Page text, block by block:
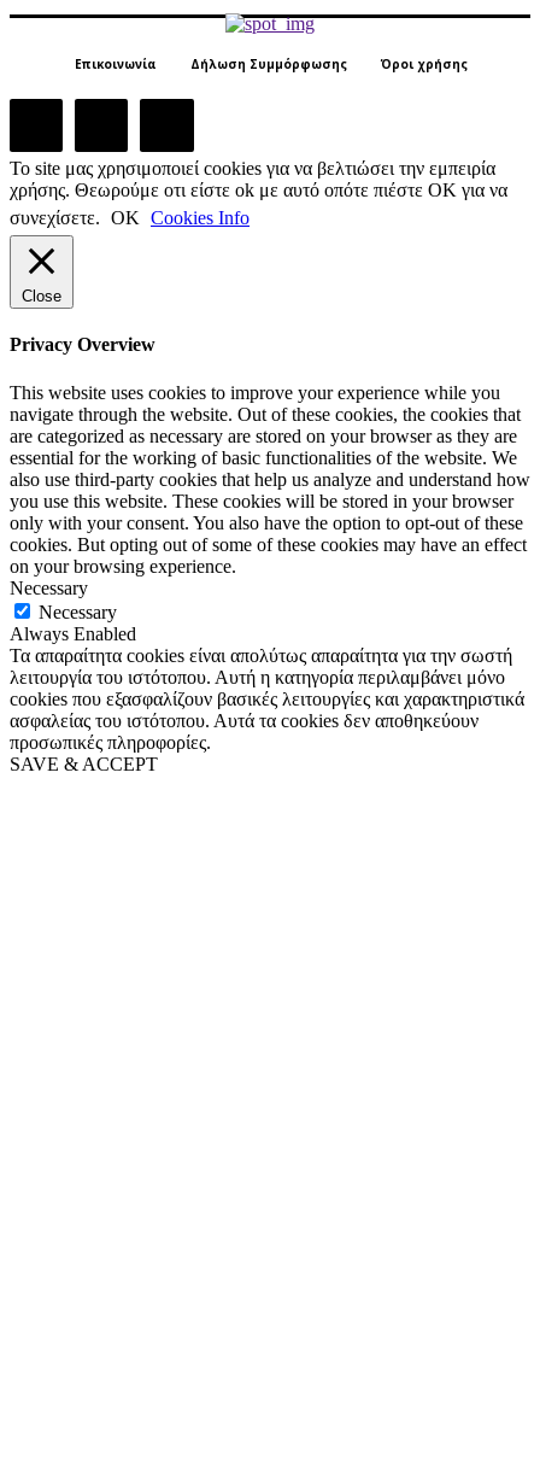
Επικοινωνία Δήλωση Συμμόρφωσης Όροι χρήσης
Το site μας χρησιμοποιεί cookies για να βελτιώσει την εμπειρία
χρήσης. Θεωρούμε οτι είστε ok με αυτό οπότε πιέστε ΟΚ για να
συνεχίσετε. ΟΚ Cookies Info
Close
Privacy Overview
This website uses cookies to improve your experience while you
navigate through the website. Out of these cookies, the cookies that
are categorized as necessary are stored on your browser as they are
essential for the working of basic functionalities of the website. We
also use third-party cookies that help us analyze and understand how
you use this website. These cookies will be stored in your browser
only with your consent. You also have the option to opt-out of these
cookies. But opting out of some of these cookies may have an effect
on your browsing experience.
Necessary
Necessary
Always Enabled
Τα απαραίτητα cookies είναι απολύτως απαραίτητα για την σωστή
λειτουργία του ιστότοπου. Αυτή η κατηγορία περιλαμβάνει μόνο
cookies που εξασφαλίζουν βασικές λειτουργίες και χαρακτηριστικά
ασφαλείας του ιστότοπου. Αυτά τα cookies δεν αποθηκεύουν
προσωπικές πληροφορίες.
SAVE & ACCEPT